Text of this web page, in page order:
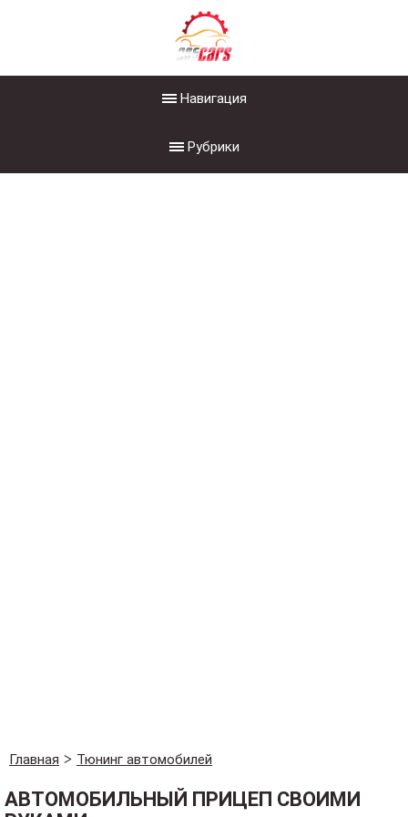
Навигация
Рубрики
Главная Тюнинг автомобилей
АВТОМОБИЛЬНЫЙ ПРИЦЕП СВОИМИ